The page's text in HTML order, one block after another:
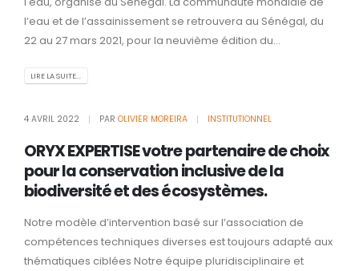
l’eau et de l’assainissement se retrouvera au Sénégal, du
22 au 27 mars 2021, pour la neuvième édition du...
LIRE LA SUITE...
4 AVRIL 2022 PAR OLIVIER MOREIRA INSTITUTIONNEL
ORYX EXPERTISE votre partenaire de choix
pour la conservation inclusive de la
biodiversité et des écosystèmes.
Notre modèle d’intervention basé sur l’association de
compétences techniques diverses est toujours adapté aux
thématiques ciblées Notre équipe pluridisciplinaire et